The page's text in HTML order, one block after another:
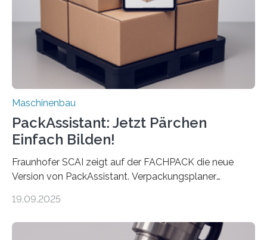
Exemplare pro Stunde. Je nach Maschinentyp und
Auftrag kann das Umrüsten…
Maschinenbau
PackAssistant: Jetzt Pärchen
Einfach Bilden!
Fraunhofer SCAI zeigt auf der FACHPACK die neue
Version von PackAssistant. Verpackungsplaner
Automobil, Maschinenbau und in der Zulieferindustrie.
Teile als eine Einheit verpacken. Die Anordnung kann
19.09.2025